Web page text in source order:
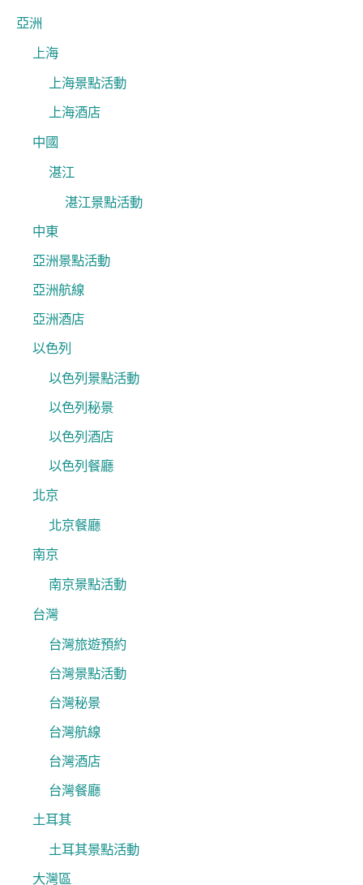
字
亞洲
上海
上海景點活動
上海酒店
中國
湛江
湛江景點活動
中東
亞洲景點活動
亞洲航線
亞洲酒店
以色列
以色列景點活動
以色列秘景
以色列酒店
以色列餐廳
北京
北京餐廳
南京
南京景點活動
台灣
台灣旅遊預約
台灣景點活動
台灣秘景
台灣航線
台灣酒店
台灣餐廳
土耳其
土耳其景點活動
大灣區